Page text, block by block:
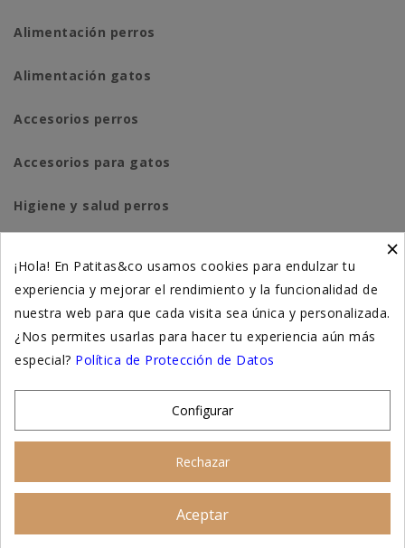
Alimentación perros
Alimentación gatos
Accesorios perros
Accesorios para gatos
Higiene y salud perros
Suplementación natural
Otros
×
¡Hola! En Patitas&co usamos cookies para endulzar tu
experiencia y mejorar el rendimiento y la funcionalidad de
nuestra web para que cada visita sea única y personalizada.
¿Nos permites usarlas para hacer tu experiencia aún más
especial? Política de Protección de Datos
Configurar
Rechazar
Aceptar